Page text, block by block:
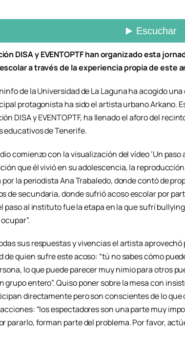
DISA y EVENTOPTF han organizado esta
a través de la experiencia propia de este
de la Universidad de La Laguna ha acogido
protagonista ha sido el artista urbano Arkano.
DISA y EVENTOPTF, ha llenado el aforo del
educativos de Tenerife.
comienzo con la visualización del vídeo ‘Un
que él vivió en su adolescencia, la
la periodista Ana Trabaledo, donde contó de
de secundaria, donde sufrió acoso escolar por
paso al instituto fue la etapa en la que sufrí
sus respuestas y vivencias el artista
de quien sufre este acoso: “tú no sabes cómo
lo que puede parecer muy nimio para otros
grupo entero”. Quiso poner sobre la mesa con
directamente pero son conscientes de lo
“los espectadores son una parte muy
pararlo, forman parte del problema. Por favor,